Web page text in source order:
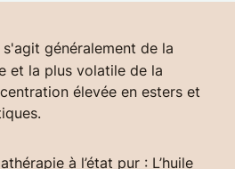
s'agit généralement de la
et la plus volatile de la
élevée en esters et
à l’état pur : L’huile